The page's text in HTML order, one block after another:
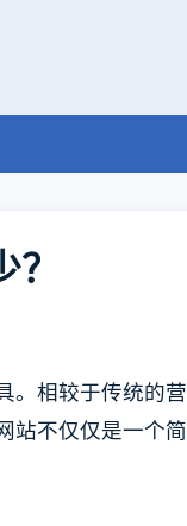
。相较于传统的营
站不仅仅是一个简